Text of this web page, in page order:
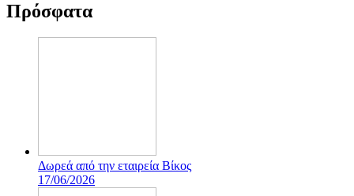
Πρόσφατα
Δωρεά από την εταιρεία Βίκος
17/06/2026